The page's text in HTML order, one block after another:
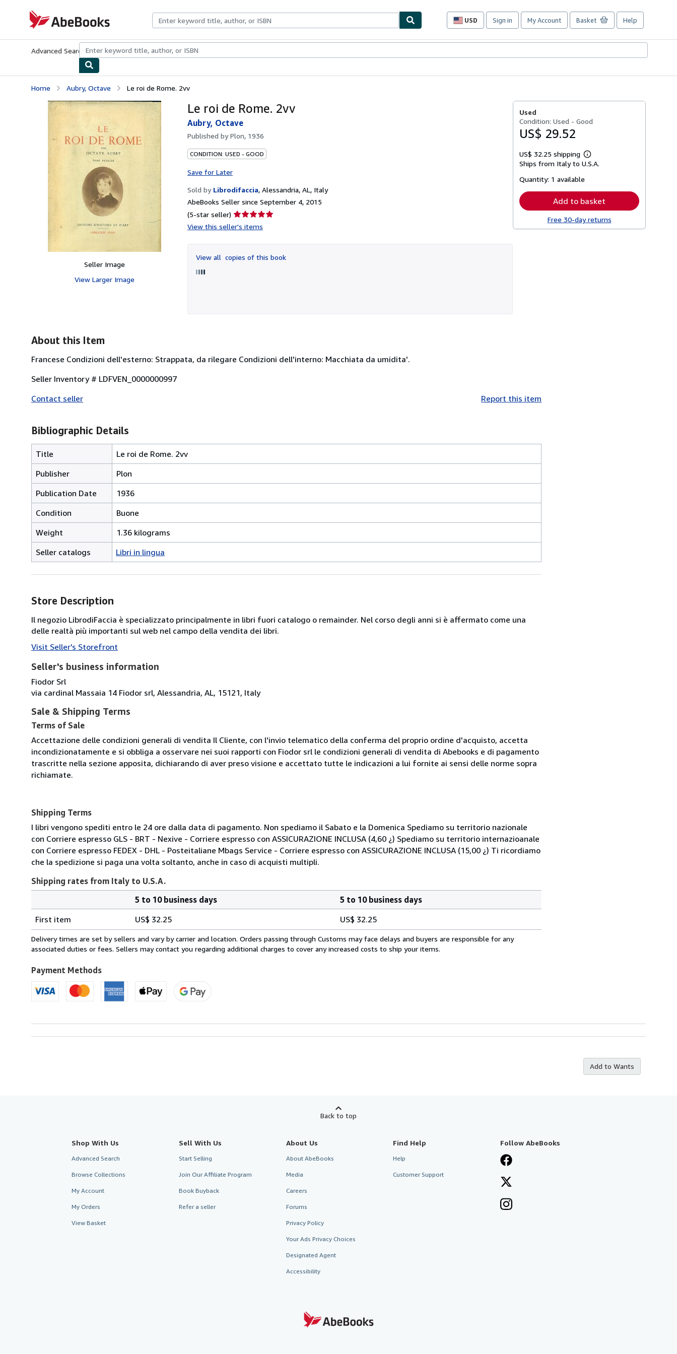
AbeBooks.com
USD
Site
preferences
Sign in My Account Basket Help
Advanced Search Browse CollectionsRare BooksArt & Collectibles
Home Aubry, Octave Le roi de Rome. 2vv
Seller Image
View Larger Image
Le roi de Rome. 2vv
Aubry, Octave
Published byPlon, 1936
CONDITION: USED - GOOD
Save for Later
Sold by Librodifaccia, Alessandria, AL, Italy
AbeBooks Seller since September 4, 2015
(5-star seller) Seller
rating
of
5
View this seller's items
View all copies of this book
Used
Condition: Used - Good
US$ 29.52
US$ 32.25 shipping
Learn
more
Ships from Italy to U.S.A.
Quantity: 1 available
Add to basket
Free 30-day returns
About this Item
Francese Condizioni dell'esterno: Strappata, da rilegare Condizioni dell'interno: Macchiata da umidita'.
Seller Inventory # LDFVEN_0000000997
Contact seller
Report this item
Bibliographic Details
Title
Le roi de Rome. 2vv
Publisher
Plon
Publication Date
1936
Condition
Buone
Weight
1.36 kilograms
Seller catalogs
Libri in lingua
Store Description
Il negozio LibrodiFaccia è specializzato principalmente in libri fuori catalogo o remainder. Nel corso degli anni si è affermato come una
delle realtà più importanti sul web nel campo della vendita dei libri.
Visit Seller's Storefront
Seller's business information
Fiodor Srl
via cardinal Massaia 14 Fiodor srl, Alessandria, AL, 15121, Italy
Sale & Shipping Terms
Terms of Sale
Accettazione delle condizioni generali di vendita Il Cliente, con l'invio telematico della conferma del proprio ordine d'acquisto, accetta
incondizionatamente e si obbliga a osservare nei suoi rapporti con Fiodor srl le condizioni generali di vendita di Abebooks e di pagamento
trascritte nella sezione apposita, dichiarando di aver preso visione e accettato tutte le indicazioni a lui fornite ai sensi delle norme sopra
richiamate.
Shipping Terms
I libri vengono spediti entro le 24 ore dalla data di pagamento. Non spediamo il Sabato e la Domenica Spediamo su territorio nazionale
con Corriere espresso GLS - BRT - Nexive - Corriere espresso con ASSICURAZIONE INCLUSA (4,60 ¿) Spediamo su territorio internazioanale
con Corriere espresso FEDEX - DHL - Posteitaliane Mbags Service - Corriere espresso con ASSICURAZIONE INCLUSA (15,00 ¿) Ti ricordiamo
che la spedizione si paga una volta soltanto, anche in caso di acquisti multipli.
Shipping rates from Italy to U.S.A.
rates
from
Italy
U.S.A.
5 to 10 business days
5 to 10 business days
First item
US$ 32.25 US$ 32.25
Delivery times are set by sellers and vary by carrier and location. Orders passing through Customs may face delays and buyers are responsible for any
associated duties or fees. Sellers may contact you regarding additional charges to cover any increased costs to ship your items.
Payment Methods
Add to Wants
Back to top
Shop With Us
Advanced Search
Browse Collections
My Account
My Orders
View Basket
Sell With Us
Start Selling
Join Our Affiliate Program
Book Buyback
Refer a seller
About Us
About AbeBooks
Media
Careers
Forums
Privacy Policy
Your Ads Privacy Choices
Designated Agent
Accessibility
Find Help
Help
Customer Support
Follow AbeBooks